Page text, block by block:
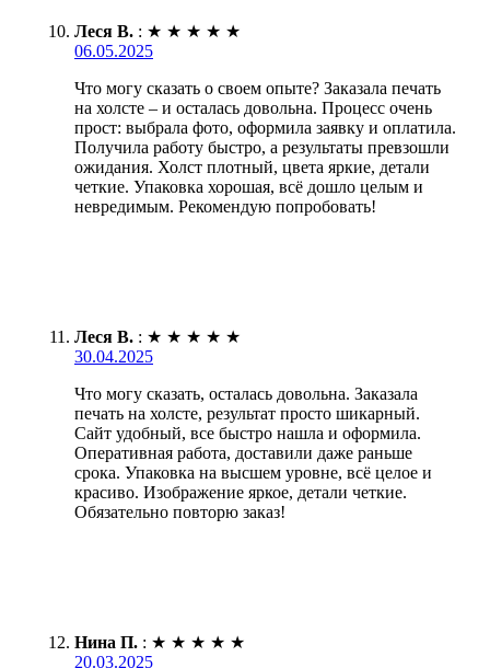
Леся В. : ★ ★ ★ ★ ★
06.05.2025
Что могу сказать о своем опыте? Заказала печать
на холсте – и осталась довольна. Процесс очень
прост: выбрала фото, оформила заявку и оплатила.
Получила работу быстро, а результаты превзошли
ожидания. Холст плотный, цвета яркие, детали
четкие. Упаковка хорошая, всё дошло целым и
невредимым. Рекомендую попробовать!
Леся В. : ★ ★ ★ ★ ★
30.04.2025
Что могу сказать, осталась довольна. Заказала
печать на холсте, результат просто шикарный.
Сайт удобный, все быстро нашла и оформила.
Оперативная работа, доставили даже раньше
срока. Упаковка на высшем уровне, всё целое и
красиво. Изображение яркое, детали четкие.
Обязательно повторю заказ!
Нина П. : ★ ★ ★ ★ ★
20.03.2025